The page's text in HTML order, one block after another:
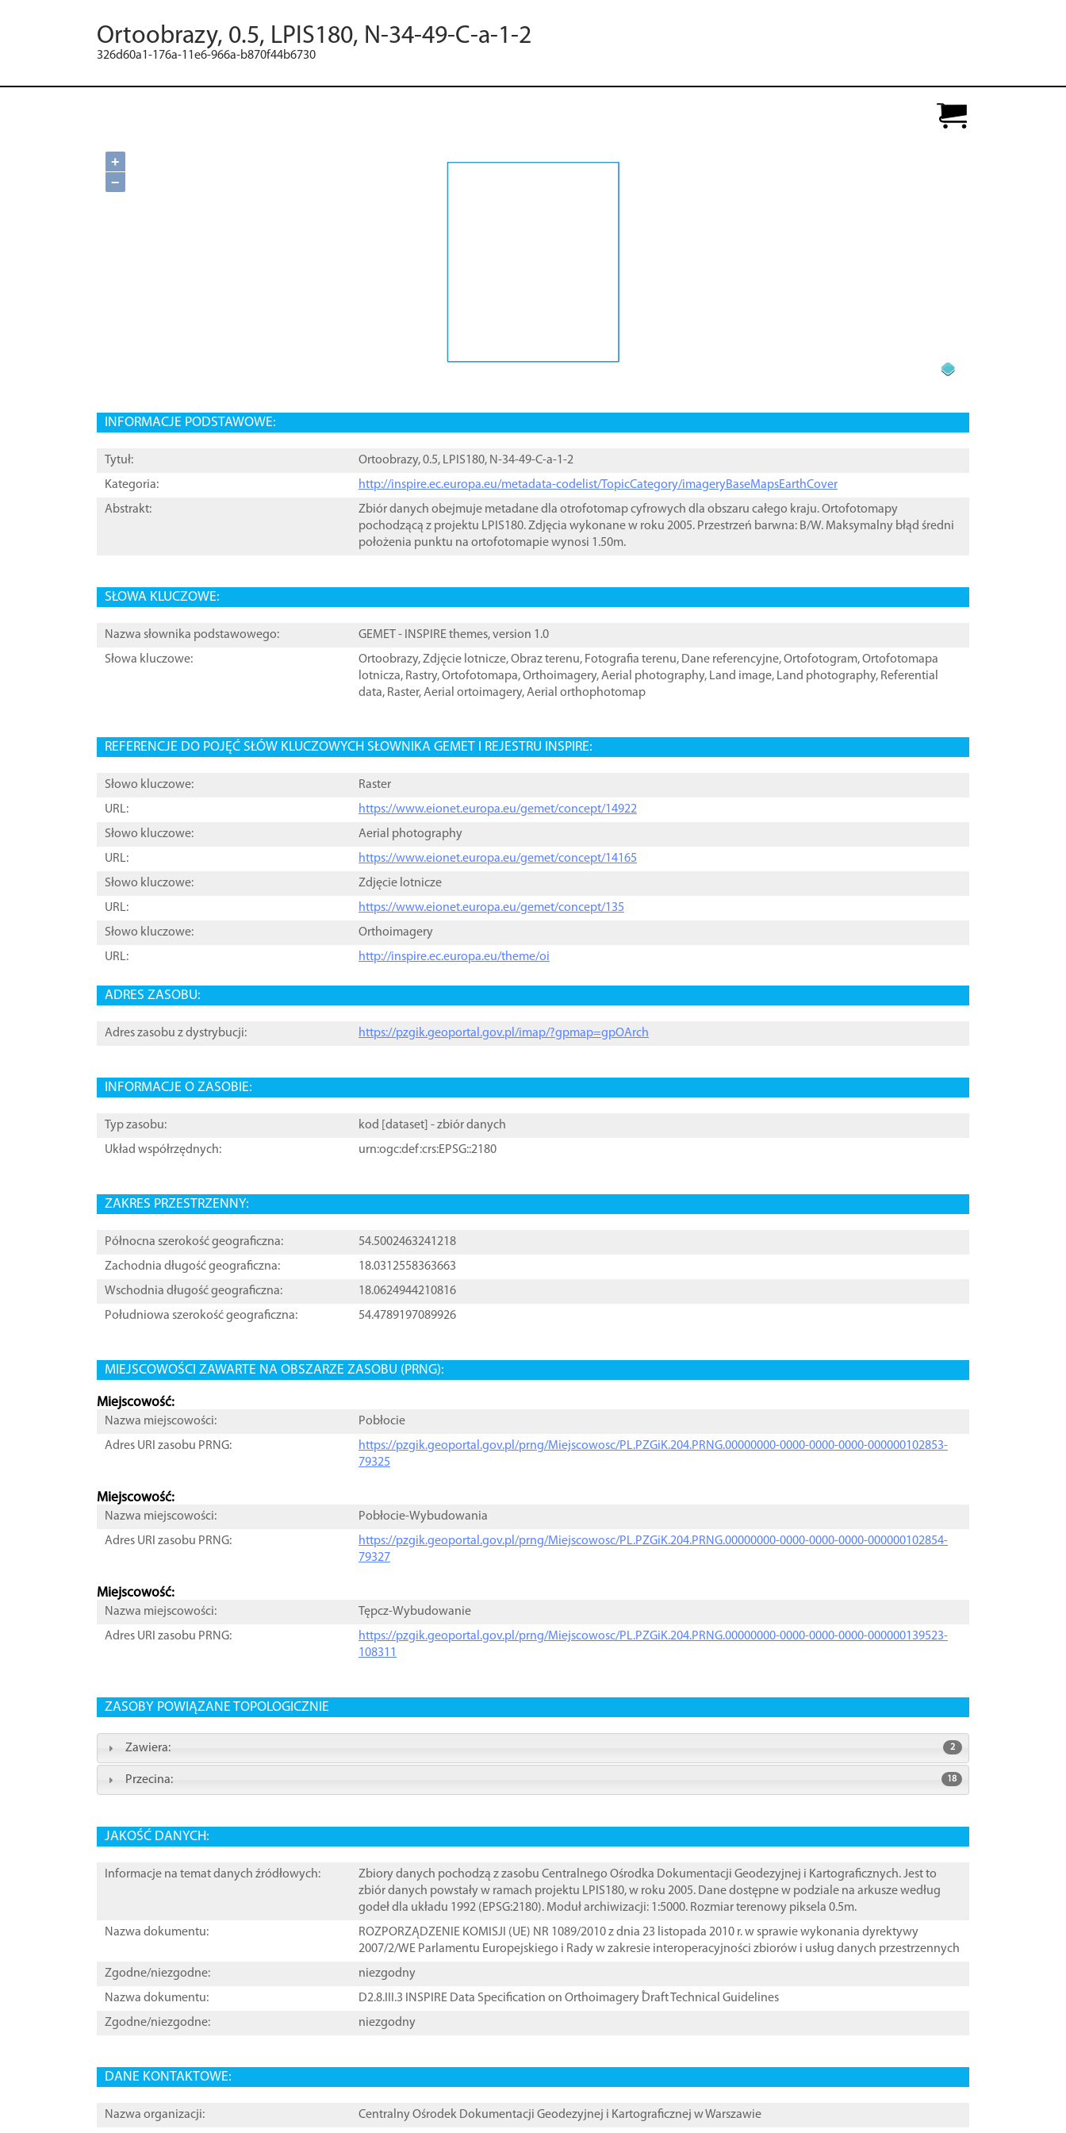
Ortoobrazy, 0.5, LPIS180, N-34-49-C-a-1-2
326d60a1-176a-11e6-966a-b870f44b6730
+
−
INFORMACJE PODSTAWOWE:
Tytuł:
Ortoobrazy, 0.5, LPIS180, N-34-49-C-a-1-2
Kategoria:
http://inspire.ec.europa.eu/metadata-codelist/TopicCategory/imageryBaseMapsEarthCover
Abstrakt:
Zbiór danych obejmuje metadane dla otrofotomap cyfrowych dla obszaru całego kraju. Ortofotomapy
pochodzącą z projektu LPIS180. Zdjęcia wykonane w roku 2005. Przestrzeń barwna: B/W. Maksymalny błąd średni
położenia punktu na ortofotomapie wynosi 1.50m.
SŁOWA KLUCZOWE:
Nazwa słownika podstawowego:
GEMET - INSPIRE themes, version 1.0
Słowa kluczowe:
Ortoobrazy,Zdjęcie lotnicze,Obraz terenu, Fotografia terenu, Dane referencyjne,Ortofotogram,Ortofotomapa
lotnicza, Rastry,Ortofotomapa,Orthoimagery,Aerial photography, Land image, Land photography, Referential
data, Raster,Aerial ortoimagery,Aerial orthophotomap
REFERENCJE DO POJĘĆ SŁÓW KLUCZOWYCH SŁOWNIKA GEMET I REJESTRU INSPIRE:
Słowo kluczowe:
Raster
URL:
https://www.eionet.europa.eu/gemet/concept/14922
Słowo kluczowe:
Aerial photography
URL:
https://www.eionet.europa.eu/gemet/concept/14165
Słowo kluczowe:
Zdjęcie lotnicze
URL:
https://www.eionet.europa.eu/gemet/concept/135
Słowo kluczowe:
Orthoimagery
URL:
http://inspire.ec.europa.eu/theme/oi
ADRES ZASOBU:
Adres zasobu z dystrybucji: https://pzgik.geoportal.gov.pl/imap/?gpmap=gpOArch
INFORMACJE O ZASOBIE:
Typ zasobu: kod [ dataset ] - zbiór danych
Układ współrzędnych:
urn:ogc:def:crs:EPSG::2180
ZAKRES PRZESTRZENNY:
Północna szerokość geograficzna:
54.5002463241218
Zachodnia długość geograficzna:
18.0312558363663
Wschodnia długość geograficzna:
18.0624944210816
Południowa szerokość geograficzna:
54.4789197089926
MIEJSCOWOŚCI ZAWARTE NA OBSZARZE ZASOBU (PRNG):
Miejscowość:
Nazwa miejscowości:
Pobłocie
Adres URI zasobu PRNG:
https://pzgik.geoportal.gov.pl/prng/Miejscowosc/PL.PZGiK.204.PRNG.00000000-0000-0000-0000-000000102853-
79325
Miejscowość:
Nazwa miejscowości:
Pobłocie-Wybudowania
Adres URI zasobu PRNG:
https://pzgik.geoportal.gov.pl/prng/Miejscowosc/PL.PZGiK.204.PRNG.00000000-0000-0000-0000-000000102854-
79327
Miejscowość:
Nazwa miejscowości:
Tępcz-Wybudowanie
Adres URI zasobu PRNG:
https://pzgik.geoportal.gov.pl/prng/Miejscowosc/PL.PZGiK.204.PRNG.00000000-0000-0000-0000-000000139523-
108311
ZASOBY POWIĄZANE TOPOLOGICZNIE
Zawiera: 2
Przecina: 18
JAKOŚĆ DANYCH:
Informacje na temat danych źródłowych:
Zbiory danych pochodzą z zasobu Centralnego Ośrodka Dokumentacji Geodezyjnej i Kartograficznych. Jest to
zbiór danych powstały w ramach projektu LPIS180, w roku 2005. Dane dostępne w podziale na arkusze według
godeł dla układu 1992 (EPSG:2180). Moduł archiwizacji: 1:5000. Rozmiar terenowy piksela 0.5m.
Nazwa dokumentu:
ROZPORZĄDZENIE KOMISJI (UE) NR 1089/2010 z dnia 23 listopada 2010 r. w sprawie wykonania dyrektywy
2007/2/WE Parlamentu Europejskiego i Rady w zakresie interoperacyjności zbiorów i usług danych przestrzennych
Zgodne/niezgodne:
niezgodny
Nazwa dokumentu:
D2.8.III.3 INSPIRE Data Specification on Orthoimagery ֠Draft Technical Guidelines
Zgodne/niezgodne:
niezgodny
DANE KONTAKTOWE:
Nazwa organizacji: Centralny Ośrodek Dokumentacji Geodezyjnej i Kartograficznej w Warszawie